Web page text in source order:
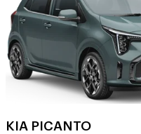
KIA PICANTO